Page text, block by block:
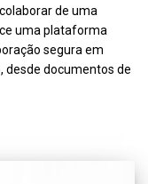
de uma
uma plataforma
segura em
desde documentos de